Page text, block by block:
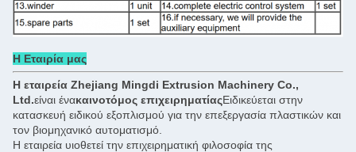
Η Εταιρία μας
Η εταιρεία Zhejiang Mingdi Extrusion Machinery Co.,
Ltd.είναι ένακαινοτόμος επιχειρηματίαςΕιδικεύεται στην
κατασκευή ειδικού εξοπλισμού για την επεξεργασία πλαστικών και
τον βιομηχανικό αυτοματισμό.
Η εταιρεία υιοθετεί την επιχειρηματική φιλοσοφία της